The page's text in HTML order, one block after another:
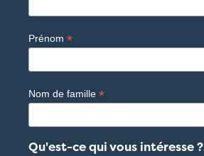
Prénom *
Nom de famille *
Qu'est-ce qui vous intéresse ?